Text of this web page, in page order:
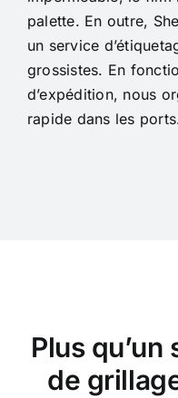
palette. En outre,
un service
grossistes. En
d’expédition, nous
rapide dans les
Plus
de